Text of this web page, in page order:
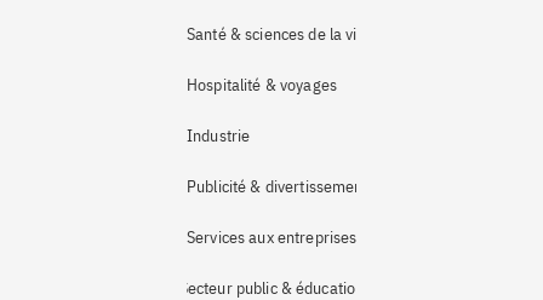
Santé & sciences de la vie
Hospitalité & voyages
Industrie
Publicité & divertissement
Services aux entreprises
Secteur public & éducation